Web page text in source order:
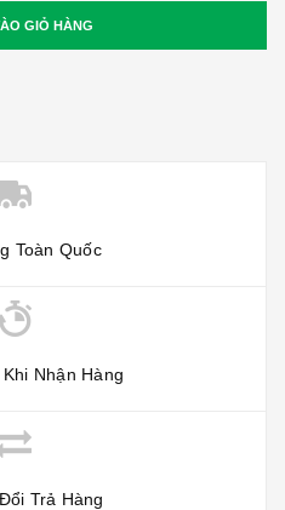
GIỎ HÀNG
Toàn Quốc
Nhận Hàng
Trả Hàng